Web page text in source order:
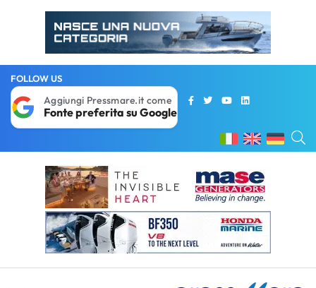
FOLLOW US
Aggiungi Pressmare.it come
Fonte preferita su Google